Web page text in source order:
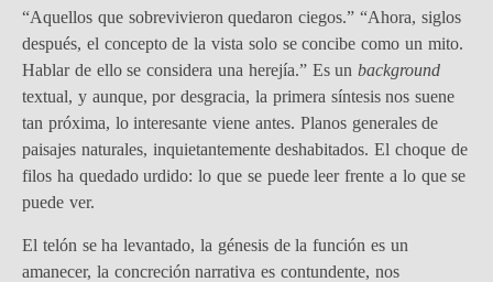
“Aquellos que sobrevivieron quedaron ciegos.” “Ahora, siglos
después, el concepto de la vista solo se concibe como un mito.
Hablar de ello se considera una herejía.” Es unbackground
textual, y aunque, por desgracia, la primera síntesis nos suene
tan próxima, lo interesante viene antes. Planos generales de
paisajes naturales, inquietantemente deshabitados. El choque de
filos ha quedado urdido: lo que se puede leer frente a lo que se
puede ver.
El telón se ha levantado, la génesis de la función es un
amanecer, la concreción narrativa es contundente, nos